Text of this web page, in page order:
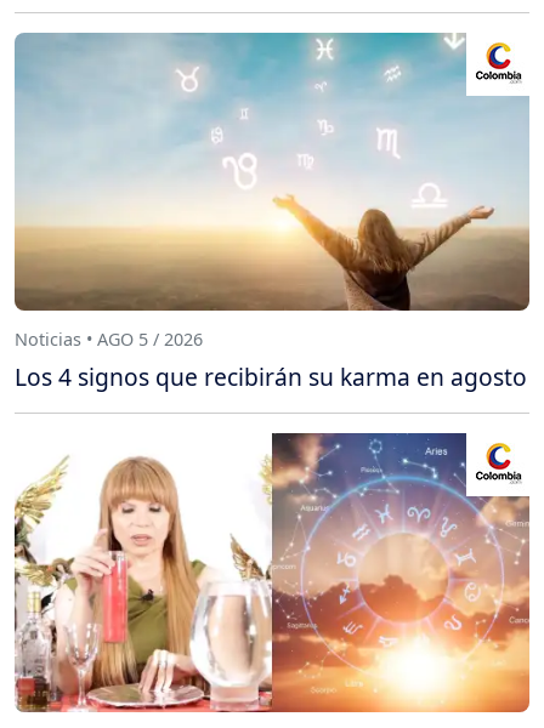
Noticias • AGO 5 / 2026
Los 4 signos que recibirán su karma en agosto